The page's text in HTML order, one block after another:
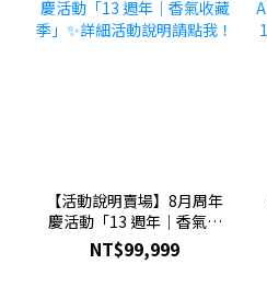
【活動說明賣場】8月周年
慶活動「13 週年｜香氣收
藏季」✨詳細活動說明請點
我！
NT$99,999